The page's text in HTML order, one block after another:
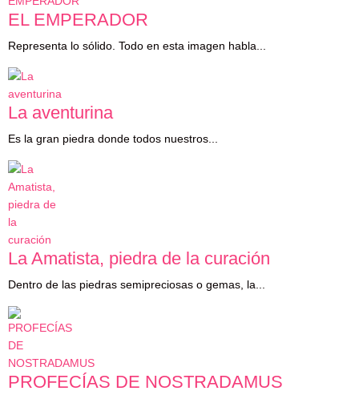
EL EMPERADOR
Representa lo sólido. Todo en esta imagen habla...
La aventurina
Es la gran piedra donde todos nuestros...
La Amatista, piedra de la curación
Dentro de las piedras semipreciosas o gemas, la...
PROFECÍAS DE NOSTRADAMUS